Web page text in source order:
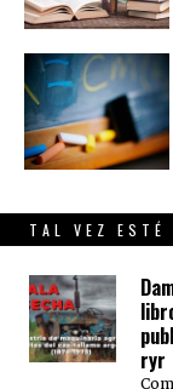
TAL VEZ ESTÉ
ryr